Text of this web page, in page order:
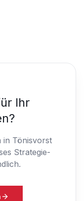
Ihr
in Tönisvorst
Strategie-